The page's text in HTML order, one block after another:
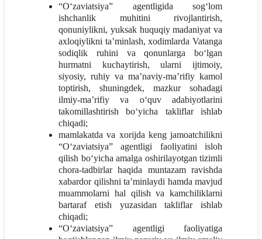
“O‘zaviatsiya” agentligida sog‘lom
ishchanlik muhitini rivojlantirish,
qonuniylikni, yuksak huquqiy madaniyat va
axloqiylikni ta’minlash, xodimlarda Vatanga
sodiqlik ruhini va qonunlarga bo‘lgan
hurmatni kuchaytirish, ularni ijtimoiy,
siyosiy, ruhiy va ma’naviy-ma’rifiy kamol
toptirish, shuningdek, mazkur sohadagi
ilmiy-ma’rifiy va o‘quv adabiyotlarini
takomillashtirish bo‘yicha takliflar ishlab
chiqadi;
mamlakatda va xorijda keng jamoatchilikni
“O‘zaviatsiya” agentligi faoliyatini isloh
qilish bo‘yicha amalga oshirilayotgan tizimli
chora-tadbirlar haqida muntazam ravishda
xabardor qilishni ta’minlaydi hamda mavjud
muammolarni hal qilish va kamchiliklarni
bartaraf etish yuzasidan takliflar ishlab
chiqadi;
“O‘zaviatsiya” agentligi faoliyatiga